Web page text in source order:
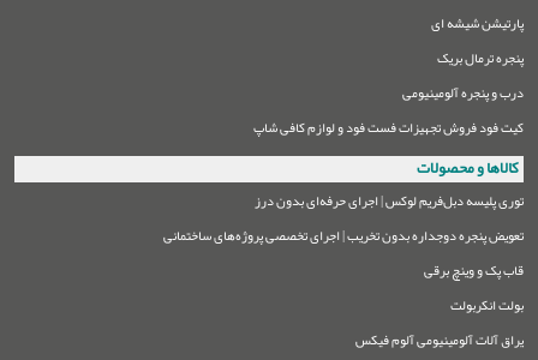
پارتیشن شیشه ای
پنجره ترمال بریک
درب و پنجره آلومینیومی
کیت فود فروش تجهیزات فست فود و لوازم کافی شاپ
کالاها و محصولات
توری پلیسه دبل‌فریم لوکس | اجرای حرفه‌ای بدون درز
تعویض پنجره دوجداره بدون تخریب | اجرای تخصصی پروژه‌های ساختمانی
قاب پک و وینچ برقی
بولت انکربولت
یراق آلات آلومینیومی آلوم فیکس